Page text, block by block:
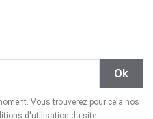
Vous trouverez pour cela nos
d'utilisation du site.